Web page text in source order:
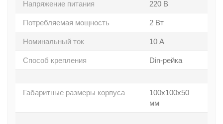
Напряжение питания 220 В
Потребляемая мощность 2 Вт
Номинальный ток 10 А
Способ крепления Din-рейка
Габаритные размеры корпуса
100х100х50
мм